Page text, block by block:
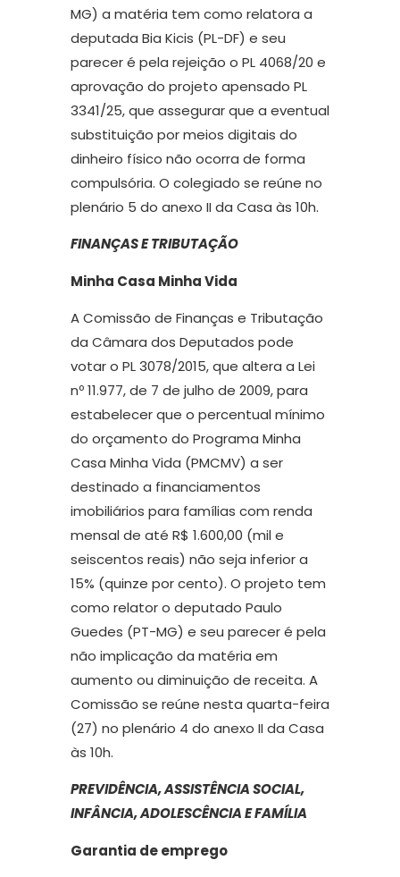
MG) a matéria tem como relatora a
deputada Bia Kicis (PL-DF) e seu
parecer é pela rejeição o PL 4068/20 e
aprovação do projeto apensado PL
3341/25, que assegurar que a eventual
substituição por meios digitais do
dinheiro físico não ocorra de forma
compulsória. O colegiado se reúne no
plenário 5 do anexo II da Casa às 10h.
FINANÇAS E TRIBUTAÇÃO
Minha Casa Minha Vida
A Comissão de Finanças e Tributação
da Câmara dos Deputados pode
votar o PL 3078/2015, que altera a Lei
nº 11.977, de 7 de julho de 2009, para
estabelecer que o percentual mínimo
do orçamento do Programa Minha
Casa Minha Vida (PMCMV) a ser
destinado a financiamentos
imobiliários para famílias com renda
mensal de até R$ 1.600,00 (mil e
seiscentos reais) não seja inferior a
15% (quinze por cento). O projeto tem
como relator o deputado Paulo
Guedes (PT-MG) e seu parecer é pela
não implicação da matéria em
aumento ou diminuição de receita. A
Comissão se reúne nesta quarta-feira
(27) no plenário 4 do anexo II da Casa
às 10h.
PREVIDÊNCIA, ASSISTÊNCIA SOCIAL,
INFÂNCIA, ADOLESCÊNCIA E FAMÍLIA
Garantia de emprego